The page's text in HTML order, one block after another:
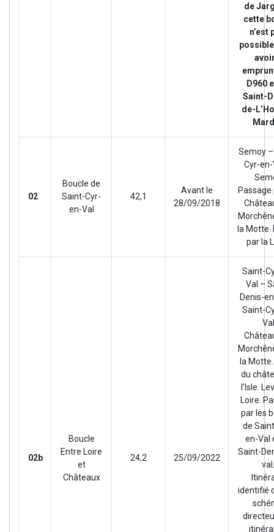
de
cette
n’est
D960
Saint-
de-
02
Boucle de
Saint-Cyr-
en-Val
42,1
Avant le
28/09/2018
Semoy
Cyr-
Passage
la Motte.
par la
02b
Boucle
Entre Loire
et
Châteaux
24,2 25/09/2022
Saint-
Val –
Denis-
Saint-
Val
la
du
l’Isle.
Loire.
par les
de
en-Val
Saint-
val.
identifié